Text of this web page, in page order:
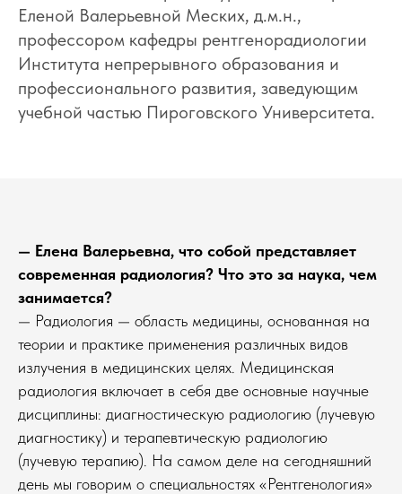
Еленой Валерьевной Меских, д.м.н.,
профессором кафедры рентгенорадиологии
Института непрерывного образования и
профессионального развития, заведующим
учебной частью Пироговского Университета.
— Елена Валерьевна, что собой представляет
современная радиология? Что это за наука, чем
занимается?
— Радиология — область медицины, основанная на
теории и практике применения различных видов
излучения в медицинских целях. Медицинская
радиология включает в себя две основные научные
дисциплины: диагностическую радиологию (лучевую
диагностику) и терапевтическую радиологию
(лучевую терапию). На самом деле на сегодняшний
день мы говорим о специальностях «Рентгенология»